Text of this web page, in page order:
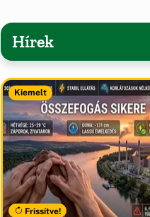
Hírek
Kiemelt
Frissítve!